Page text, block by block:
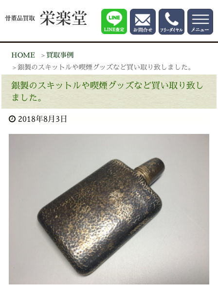
HOME
買取事例
銀製のスキットルや喫煙グッズなど買い取り致しました。
銀製のスキットルや喫煙グッズなど買い取り致し
ました。
2018年8月3日